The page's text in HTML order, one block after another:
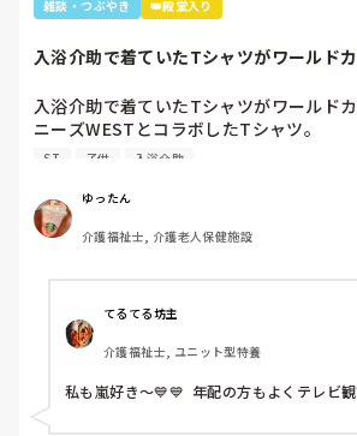
(私は21時まで超勤しそこから夜勤ナース
結局、私が1時間残りリーダーが来るまで
凄い無責任な人だな…と呆れました。
私が24時から来てもよかったのですが、
で通える距離とは言え、女を夜遅くに行
雑談・つぶやき 👑殿堂入り
入浴介助で着ていたTシャツがワールド
入浴介助で着ていたTシャツがワールド
ニーズWESTとコラボしたTシャツ。
暑いししんどいから、せめて好きなTシ
別のフロアの利用者さん達で私はリフト
と「可愛いTシャツね☺️」と言われ「そう
レーボールの世界大会で好きなアイドル
ーズ…(きっとWESTの読み方分からな
ーズが好きなのね😊」と。
大好きと伝えると「私もよ、あなた嵐は
1番好きと伝えると利用者さんが嵐のメ
っていき「後2人…。どないしよ、あと2
んわ😩」と言うと近くの利用者さんが「
や」と😂😂
ST 子供 入浴介助
ゆったん
介護福祉士, 介護老人保健施設
てるてる坊主
介護福祉士, ユニット型特養
私も嵐好き～💙💙  年配の方もよくテレビ観